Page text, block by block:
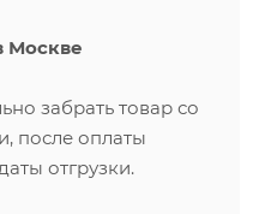
Москве
забрать товар со
после оплаты
отгрузки.